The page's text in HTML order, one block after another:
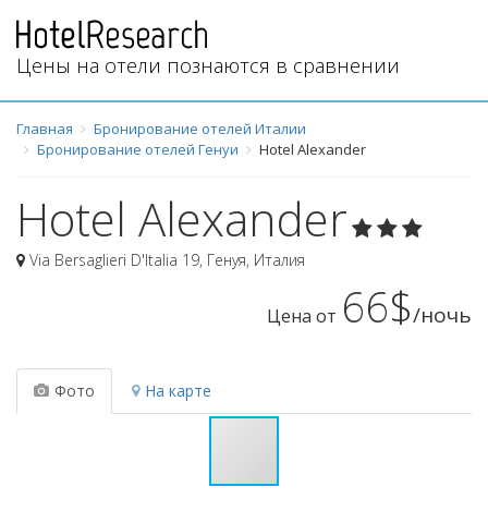
Цены на отели познаются в сравнении
Главная
Бронирование отелей Италии
Бронирование отелей Генуи
Hotel Alexander
Hotel Alexander
Via Bersaglieri D'Italia 19, Генуя, Италия
Цена от 66$/ночь
Фото На карте